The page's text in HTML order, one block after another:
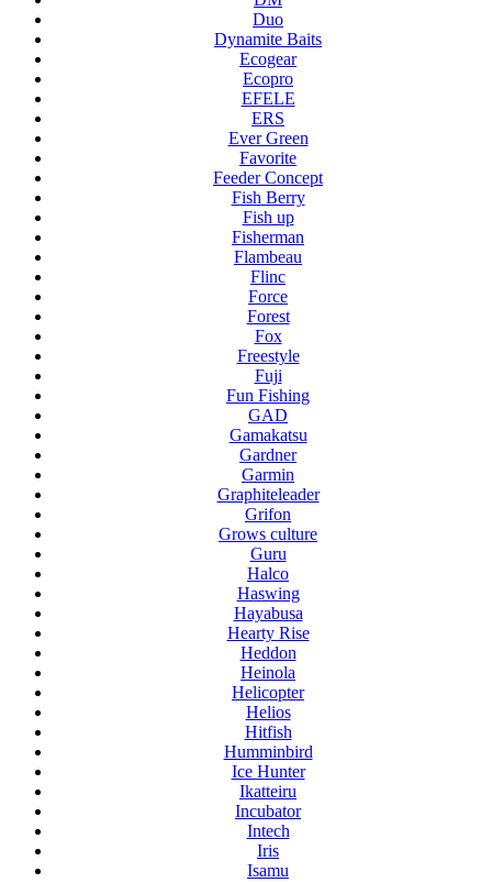
Duo
Dynamite Baits
Ecogear
Ecopro
EFELE
ERS
Ever Green
Favorite
Feeder Concept
Fish Berry
Fish up
Fisherman
Flambeau
Flinc
Force
Forest
Fox
Freestyle
Fuji
Fun Fishing
GAD
Gamakatsu
Gardner
Garmin
Graphiteleader
Grifon
Grows culture
Guru
Halco
Haswing
Hayabusa
Hearty Rise
Heddon
Heinola
Helicopter
Helios
Hitfish
Humminbird
Ice Hunter
Ikatteiru
Incubator
Intech
Iris
Isamu